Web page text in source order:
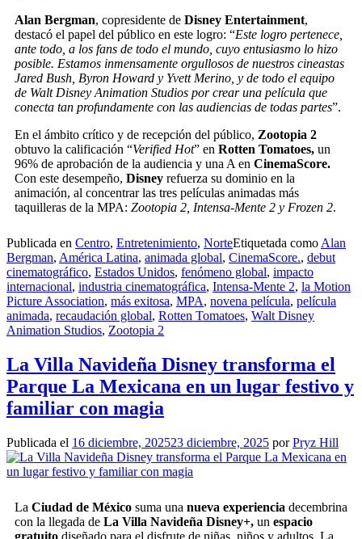
Alan Bergman, copresidente de Disney Entertainment,
destacó el papel del público en este logro: “Este logro pertenece,
ante todo, a los fans de todo el mundo, cuyo entusiasmo lo hizo
posible. Estamos inmensamente orgullosos de nuestros cineastas
Jared Bush, Byron Howard y Yvett Merino, y de todo el equipo
de Walt Disney Animation Studios por crear una película que
conecta tan profundamente con las audiencias de todas partes”.
En el ámbito crítico y de recepción del público, Zootopia 2
obtuvo la calificación “Verified Hot” en Rotten Tomatoes, un
96% de aprobación de la audiencia y una A en CinemaScore.
Con este desempeño, Disney refuerza su dominio en la
animación, al concentrar las tres películas animadas más
taquilleras de la MPA: Zootopia 2, Intensa-Mente 2 y Frozen 2.
Publicada en Centro, Entretenimiento, NorteEtiquetada como Alan
Bergman, América Latina, animada global, CinemaScore., debut
cinematográfico, Estados Unidos, fenómeno global, impacto
internacional, industria cinematográfica, Intensa-Mente 2, la Motion
Picture Association, más exitosa, MPA, novena película, película
animada, recaudación global, Rotten Tomatoes, Walt Disney
Animation Studios, Zootopia 2
La Villa Navideña Disney transforma el
Parque La Mexicana en un lugar festivo y
familiar con magia
Publicada el 16 diciembre, 202523 diciembre, 2025 porPryz Hill
La Ciudad de México suma una nueva experiencia decembrina
con la llegada de La Villa Navideña Disney+, un espacio
gratuito diseñado para el disfrute de niñas, niños y adultos. La